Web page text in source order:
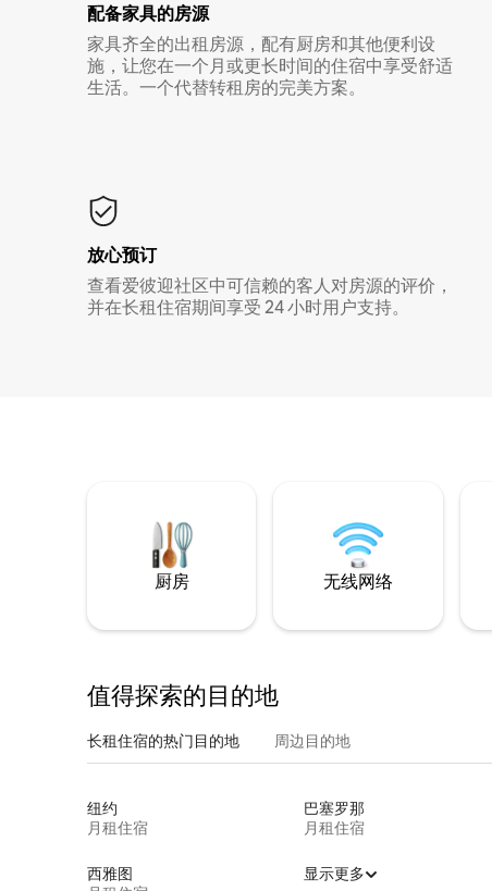
配备家具的房源
家具齐全的出租房源，配有厨房和其他便利设
施，让您在一个月或更长时间的住宿中享受舒适
生活。一个代替转租房的完美方案。
放心预订
查看爱彼迎社区中可信赖的客人对房源的评价，
并在长租住宿期间享受 24 小时用户支持。
厨房 无线网络
值得探索的目的地
长租住宿的热门目的地 周边目的地
纽约
月租住宿
巴塞罗那
月租住宿
西雅图
显示更多